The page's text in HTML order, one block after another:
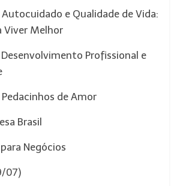
e Qualidade de Vida:
Viver Melhor
Profissional e
de Amor
Brasil
Negócios
07)